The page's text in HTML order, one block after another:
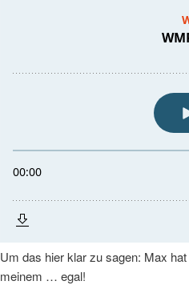
Um das hier klar zu sagen: Max
meinem … egal!